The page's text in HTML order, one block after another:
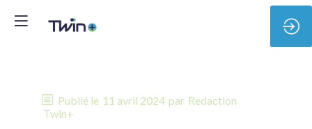
Publié le 11 avril 2024 par Redaction
Twin+